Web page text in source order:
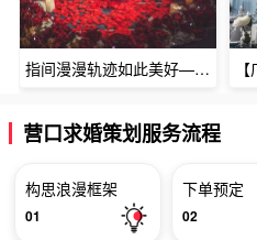
指间漫漫轨迹如此美好——深圳烈焰玫瑰生日惊喜
营口求婚策划服务流程
构思浪漫框架
01
下单预定
02